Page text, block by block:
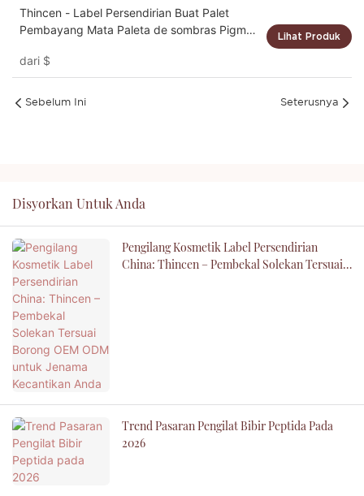
Thincen - Label Persendirian Buat Palet
Pembayang Mata Paleta de sombras Pigmen
DIY
dari $
Lihat Produk
Sebelum Ini Seterusnya
Disyorkan Untuk Anda
Pengilang Kosmetik Label Persendirian
China: Thincen – Pembekal Solekan Tersuai
Trend Pasaran Pengilat Bibir Peptida Pada
2026